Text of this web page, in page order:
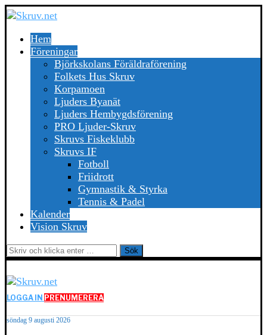
Hem
Föreningar
Björkskolans Föräldraförening
Folkets Hus Skruv
Korpamoen
Ljuders Byanät
Ljuders Hembygdsförening
PRO Ljuder-Skruv
Skruvs Fiskeklubb
Skruvs IF
Fotboll
Friidrott
Gymnastik & Styrka
Tennis & Padel
Kalender
Vision Skruv
Sök
LOGGA IN PRENUMERERA
söndag 9 augusti 2026